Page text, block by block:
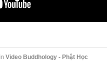
in Video Buddhology - Phật Học